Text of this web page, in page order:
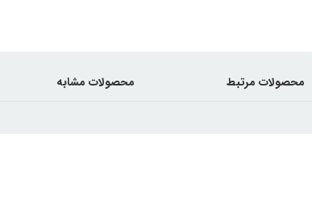
محصولات مرتبط محصولات مشابه